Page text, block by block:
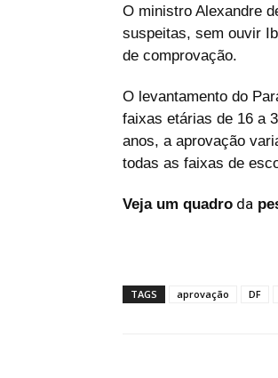
O ministro Alexandre
suspeitas, sem ouvir
de comprovação.
O levantamento do
faixas etárias de 16 a
anos, a aprovação
todas as faixas de
Veja um quadro da
TAGS aprovação DF